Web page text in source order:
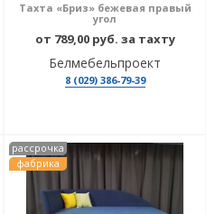
Тахта «Бриз» бежевая правый
угол
от 789,00 руб. за тахту
Белмебельпроект
8 (029) 386-79-39
рассрочка
фабрика